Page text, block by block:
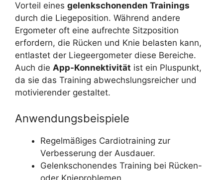
Vorteil eines gelenkschonenden Trainings
durch die Liegeposition. Während andere
Ergometer oft eine aufrechte Sitzposition
erfordern, die Rücken und Knie belasten kann,
entlastet der Liegeergometer diese Bereiche.
Auch die App-Konnektivität ist ein Pluspunkt,
da sie das Training abwechslungsreicher und
motivierender gestaltet.
Anwendungsbeispiele
Regelmäßiges Cardiotraining zur
Verbesserung der Ausdauer.
Gelenkschonendes Training bei Rücken-
oder Knieproblemen.